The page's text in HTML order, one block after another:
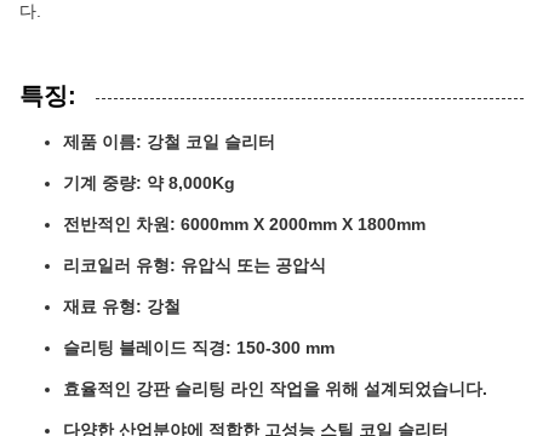
다.
특징:
제품 이름: 강철 코일 슬리터
기계 중량: 약 8,000Kg
전반적인 차원: 6000mm X 2000mm X 1800mm
리코일러 유형: 유압식 또는 공압식
재료 유형: 강철
슬리팅 블레이드 직경: 150-300 mm
효율적인 강판 슬리팅 라인 작업을 위해 설계되었습니다.
다양한 산업분야에 적합한 고성능 스틸 코일 슬리터